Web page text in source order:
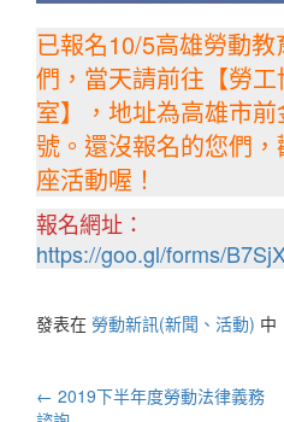
已報名10/5高雄勞動
們，當天請前往【勞
室】，地址為高雄市
號。還沒報名的您們
座活動喔！
報名網址：
https://goo.gl/forms/
發表在 勞動新訊(新聞、活動) 中
文
← 2019下半年度勞動法律義務